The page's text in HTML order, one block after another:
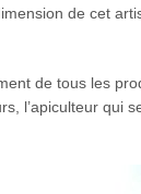
de cet
de tous les
l’apiculteur qui